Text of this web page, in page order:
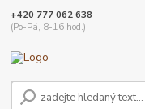
+420 777 062 638
(Po-Pá, 8-16 hod.)